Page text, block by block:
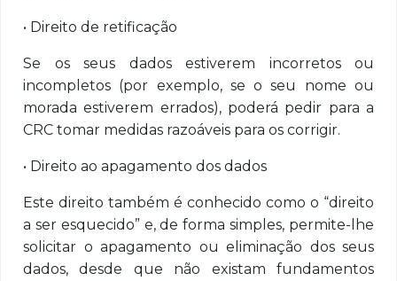
• Direito de retificação
Se os seus dados estiverem incorretos ou
incompletos (por exemplo, se o seu nome ou
morada estiverem errados), poderá pedir para a
CRC tomar medidas razoáveis para os corrigir.
• Direito ao apagamento dos dados
Este direito também é conhecido como o “direito
a ser esquecido” e, de forma simples, permite-lhe
solicitar o apagamento ou eliminação dos seus
dados, desde que não existam fundamentos